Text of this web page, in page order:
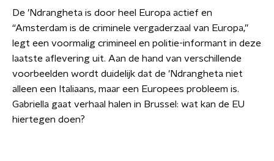
De ’Ndrangheta is door heel Europa actief en
“Amsterdam is de criminele vergaderzaal van Europa,”
legt een voormalig crimineel en politie-informant in deze
laatste aflevering uit. Aan de hand van verschillende
voorbeelden wordt duidelijk dat de ’Ndrangheta niet
alleen een Italiaans, maar een Europees probleem is.
Gabriella gaat verhaal halen in Brussel: wat kan de EU
hiertegen doen?